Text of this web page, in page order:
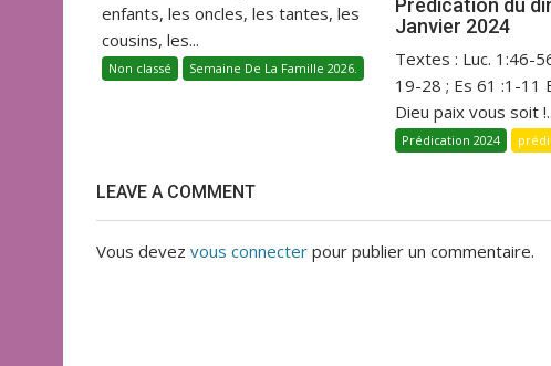
enfants, les oncles, les tantes, les
cousins, les...
Non classé Semaine De La Famille 2026.
Prédication du
Janvier 2024
Textes : Luc. 1:46-
19-28 ; Es 61 :1-11
Dieu paix vous soit
Prédication 2024
LEAVE A COMMENT
Vous devez vous connecter pour publier un commentaire.